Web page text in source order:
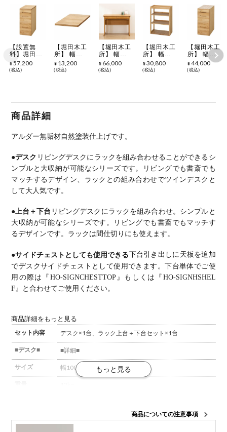
【設置無
料】堀田木
工所 幅
32.4cm サイ
製 サイン
天然木 無垢
材 アルダー
リムチェス
ト デスク拡
ック ナチュ
ラル 北欧
¥ 57,200
税込
【堀田木工
所】 幅
32.4cm サイ
ン ラック下
自然塗装 日
¥ 13,200
税込
【堀田木工
所】 幅
100cm サイ
ン デスク
¥ 66,000
税込
【堀田木工
所】 幅
32.4cm サイ
ン ラック上
¥ 30,800
税込
【堀田木工
所】 幅
32.4cm サイ
ン ラック下
日本製 完成
¥44,000
税込
商品詳細
アルダー無垢材自然塗装仕上げです。
●デスク リビングデスクにラックを組み合わせることができるシ
ンプルと大収納が可能なシリーズです。
リビングでも書斎でも
マッチするデザイン、ラックとの組み合わせでツインデスクと
して大人気です。
●上台＋下台 リビングデスクにラックを組み合わせ。 シンプルと
大収納が可能なシリーズです。
リビングでも書斎でもマッチす
るデザインです。 ラックは間仕切りにも使えます。
●サイドチェストとしても使用できる 下台引き出しに天板を追加
でデスクサイドチェストとして使用できます。下台単体でご使
用の際は『HO-SIGNCHESTTOP』もしくは『HO-SIGNHSHEL
F』と合わせてご使用ください。
商品詳細をもっと見る
セット内容
デスク×1台、ラック上台＋下台セット×1台
■デスク■ ■詳細■
サイズ 幅1000×奥行550×高さ730mm
生産国 日本
商品についての注意事項